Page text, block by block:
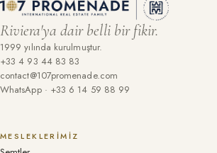
Riviera'ya dair belli bir fikir.
1999 yılında kurulmuştur.
+33 4 93 44 83 83
contact@107promenade.com
WhatsApp · +33 6 14 59 88 99
MESLEKLERIMIZ